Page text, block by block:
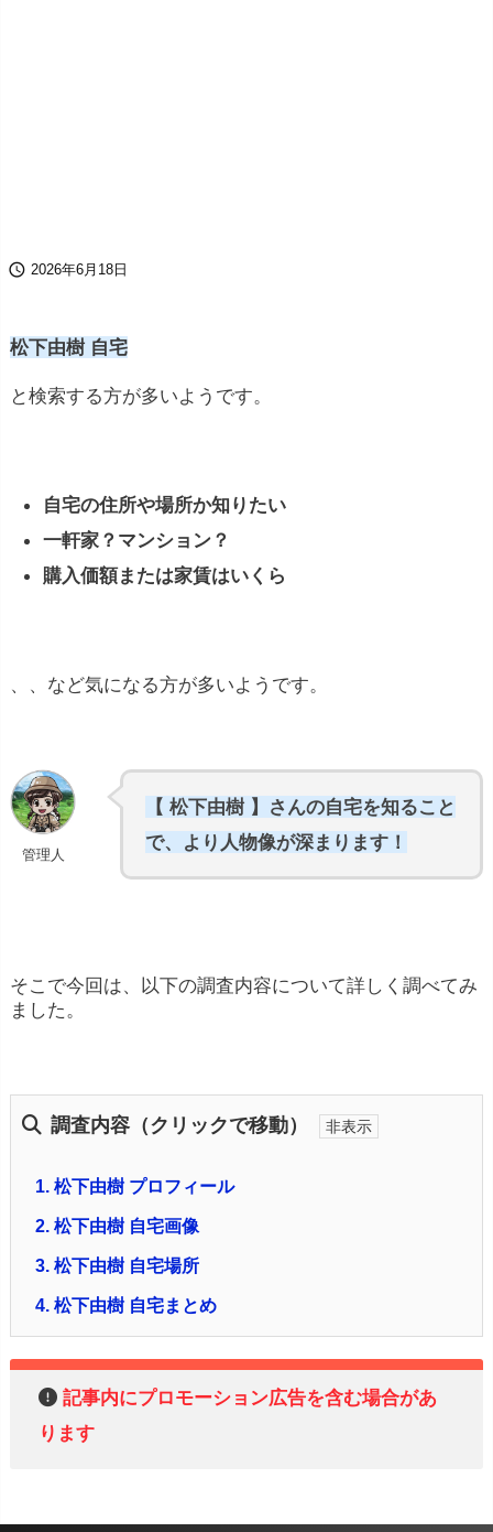
 2026年6月18日
松下由樹 自宅
と検索する方が多いようです。
自宅の住所や場所か知りたい
一軒家？マンション？
購入価額または家賃はいくら
、、など気になる方が多いようです。
管理人
【 松下由樹 】さんの自宅を知ること
で、より人物像が深まります！
そこで今回は、以下の調査内容について詳しく調べてみ
ました。
調査内容（クリックで移動）
1. 松下由樹 プロフィール
2. 松下由樹 自宅画像
3. 松下由樹 自宅場所
4. 松下由樹 自宅まとめ
記事内にプロモーション広告を含む場合があ
ります